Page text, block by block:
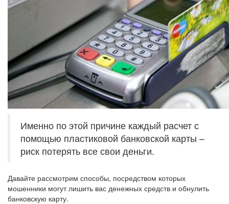
Именно по этой причине каждый расчет с
помощью пластиковой банковской карты –
риск потерять все свои деньги.
Давайте рассмотрим способы, посредством которых
мошенники могут лишить вас денежных средств и обнулить
банковскую карту.